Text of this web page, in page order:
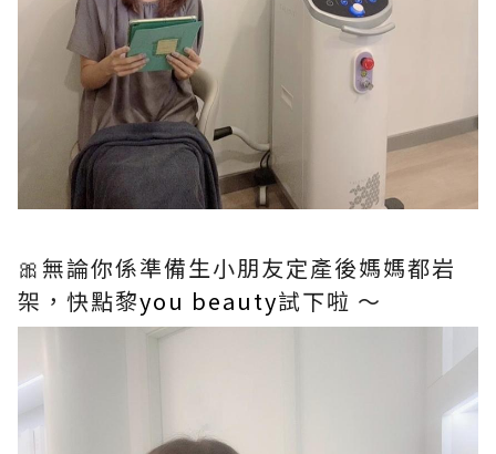
🎀 無論你係準備生小朋友定產後媽媽都岩
架，快點黎you beauty試下啦 ～